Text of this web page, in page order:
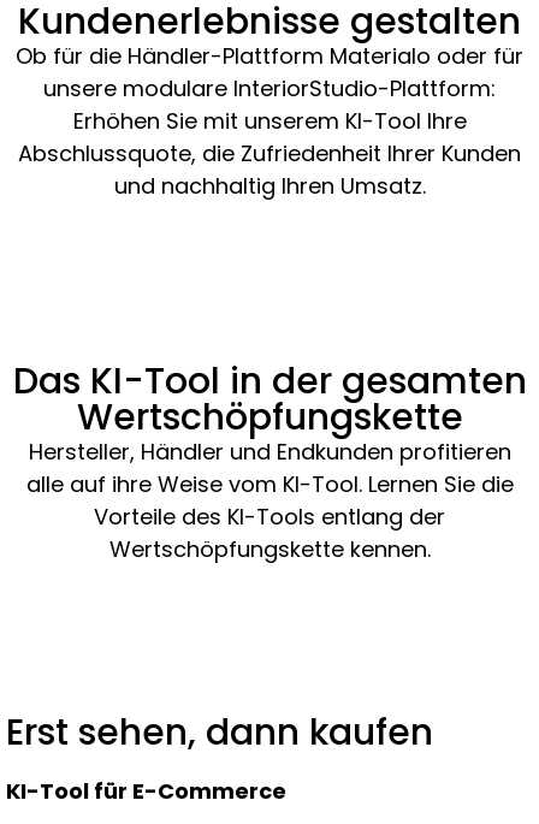
Kundenerlebnisse gestalten
Ob für die Händler-Plattform Materialo oder für
unsere modulare InteriorStudio-Plattform:
Erhöhen Sie mit unserem KI-Tool Ihre
Abschlussquote, die Zufriedenheit Ihrer Kunden
und nachhaltig Ihren Umsatz.
Das KI-Tool in der gesamten
Wertschöpfungskette
Hersteller, Händler und Endkunden profitieren
alle auf ihre Weise vom KI-Tool. Lernen Sie die
Vorteile des KI-Tools entlang der
Wertschöpfungskette kennen.
Erst sehen, dann kaufen
KI-Tool für E-Commerce